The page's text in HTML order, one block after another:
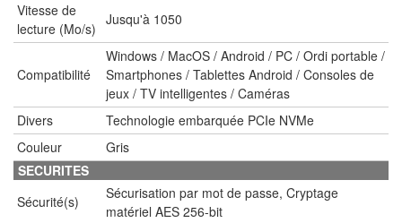
Vitesse de
lecture (Mo/s)
Jusqu'à 1050
Compatibilité
Windows / MacOS / Android / PC / Ordi portable /
Smartphones / Tablettes Android / Consoles de
jeux / TV intelligentes / Caméras
Divers
Technologie embarquée PCIe NVMe
Couleur
Gris
SECURITES
Sécurité(s)
Sécurisation par mot de passe, Cryptage
matériel AES 256-bit